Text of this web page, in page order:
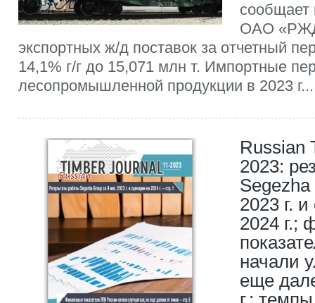
сообщает
ОАО
экспортных ж/д поставок за отчетный
14,1% г/г до 15,071 млн т. Импортные
лесопромышленной продукции в 2023
Russian
2023:
2023 г.
2024 г.;
начали
еще